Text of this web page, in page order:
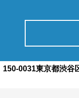
150-0031東京都渋